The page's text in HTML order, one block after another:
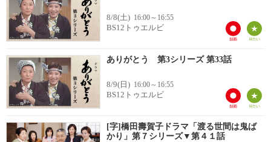
8/8(土) 16:00～16:55
BS12トゥエルビ
ありがとう 第3シリーズ 第33話
8/9(日) 16:00～16:55
BS12トゥエルビ
[字]橋田壽賀子ドラマ「渡る世間は鬼ば
かり」第７シリーズ▼第４１話